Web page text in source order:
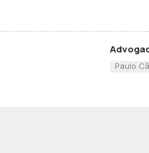
Paulo